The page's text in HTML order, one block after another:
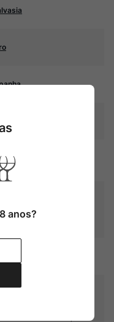
de carvalho francês
corpo, com boa acidez
anos?